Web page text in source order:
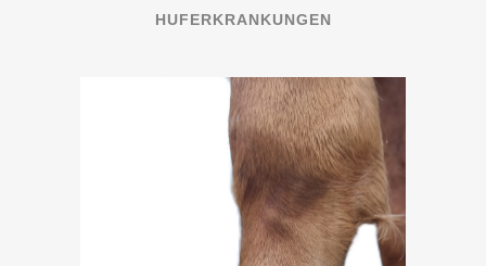
HUFERKRANKUNGEN